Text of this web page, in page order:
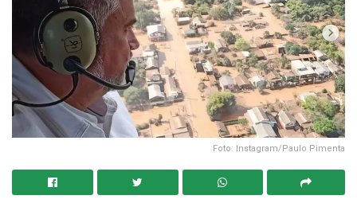
Foto: Instagram/Paulo Pimenta